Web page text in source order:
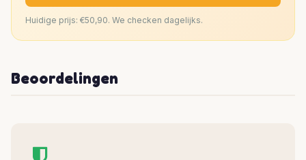
Huidige prijs: €50,90. We checken dagelijks.
Beoordelingen